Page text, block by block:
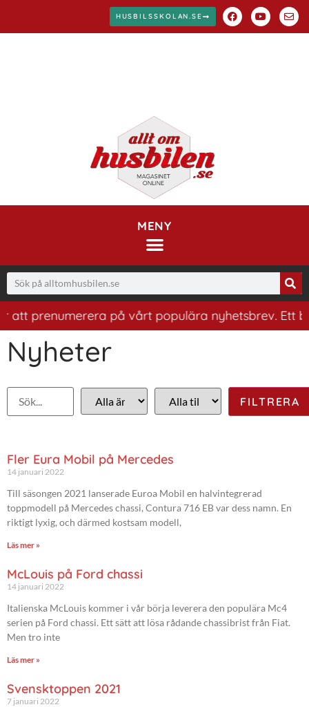
HUSBILSSKOLAN.SE
MENY
prenumerera på vårt populära nyhetsbrev. Ett bra
Nyheter
Fler Eura Mobil på Mercedes
14 januari 2022
Till säsongen 2021 lanserade Euroa Mobil en halvintegrerad
toppmodell på Mercedes chassi, Contura 716 EB var dess namn. En
riktigt lyxig, och därmed kostsam modell,
Läs mer »
McLouis på Ford chassi
14 januari 2022
Italienska McLouis kommer i vår börja leverera den populära Mc4
serien på Ford chassi. Ett sätt att lösa rådande chassibrist från Fiat.
Men tro inte
Läs mer »
Svensktoppen 2021
7 januari 2022